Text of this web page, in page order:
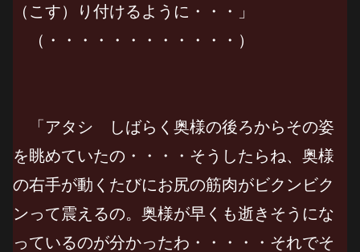
（こす）り付けるように・・・」
（・・・・・・・・・・・・）
「アタシ しばらく奥様の後ろからその姿
を眺めていたの・・・・そうしたらね、奥様
の右手が動くたびにお尻の筋肉がビクンビク
ンって震えるの。奥様が早くも逝きそうにな
っているのが分かったわ・・・・・それでそ